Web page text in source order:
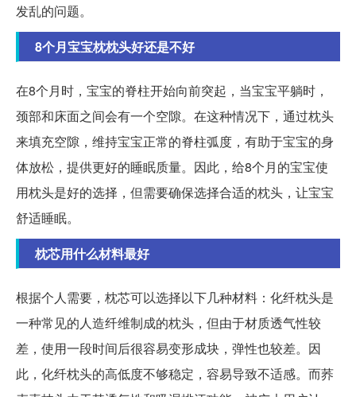
发乱的问题。
8个月宝宝枕枕头好还是不好
在8个月时，宝宝的脊柱开始向前突起，当宝宝平躺时，
颈部和床面之间会有一个空隙。在这种情况下，通过枕头
来填充空隙，维持宝宝正常的脊柱弧度，有助于宝宝的身
体放松，提供更好的睡眠质量。因此，给8个月的宝宝使
用枕头是好的选择，但需要确保选择合适的枕头，让宝宝
舒适睡眠。
枕芯用什么材料最好
根据个人需要，枕芯可以选择以下几种材料：化纤枕头是
一种常见的人造纤维制成的枕头，但由于材质透气性较
差，使用一段时间后很容易变形成块，弹性也较差。因
此，化纤枕头的高低度不够稳定，容易导致不适感。而荞